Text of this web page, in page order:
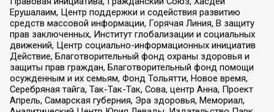
Ерушалаим, Центр поддержки и содействия развитию
средств массовой информации, Горячая Линия, В защиту
прав заключенных, Институт глобализации и социальных
движений, Центр социально-информационных инициатив
Действие, Благотворительный фонд охраны здоровья и
защиты прав граждан, Благотворительный фонд помощи
осужденным и их семьям, Фонд Тольятти, Новое время,
Серебряная тайга, Так-Так-Так, Сова, центр Анна, Проект
Апрель, Самарская губерния, Эра здоровья, Мемориал,